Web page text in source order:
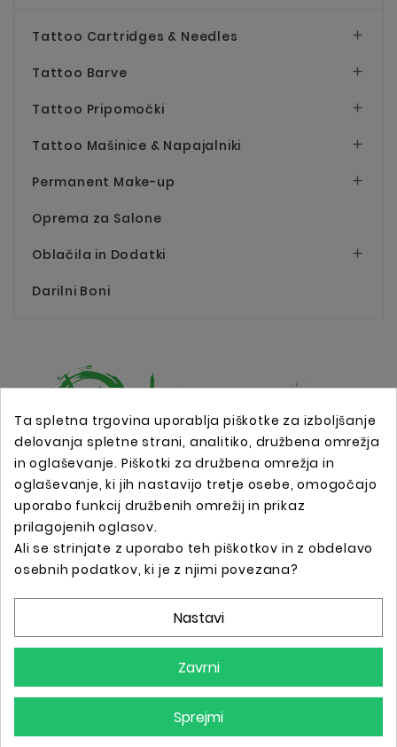
Tattoo Cartridges & Needles 
Tattoo Barve 
Tattoo Pripomočki 
Tattoo Mašinice & Napajalniki 
Permanent Make-up 
Oprema za Salone
Oblačila in Dodatki 
Darilni Boni
Spletna trgovina s profesionalno tattoo opremo !
Podatki O Trgovini 
Vaš Račun 
Ta spletna trgovina uporablja piškotke za izboljšanje
delovanja spletne strani, analitiko, družbena omrežja
in oglaševanje. Piškotki za družbena omrežja in
oglaševanje, ki jih nastavijo tretje osebe, omogočajo
uporabo funkcij družbenih omrežij in prikaz
prilagojenih oglasov.
Ali se strinjate z uporabo teh piškotkov in z obdelavo
osebnih podatkov, ki je z njimi povezana?
Nastavi
Zavrni
Sprejmi